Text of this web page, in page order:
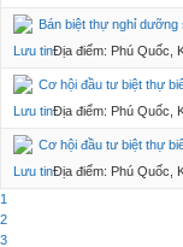
Bán biệt thự nghỉ
Lưu tinĐịa điểm: Phú Quốc,
Cơ hội đầu tư biệt thự
Lưu tinĐịa điểm: Phú Quốc,
Cơ hội đầu tư biệt thự
Lưu tinĐịa điểm: Phú Quốc,
1
2
3